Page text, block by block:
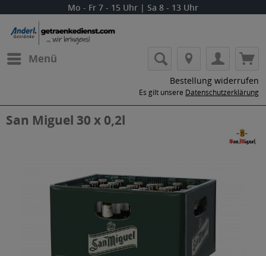
Mo - Fr 7 - 15 Uhr | Sa 8 - 13 Uhr
Menü
Bestellung widerrufen
Es gilt unsere Datenschutzerklärung
San Miguel 30 x 0,2l